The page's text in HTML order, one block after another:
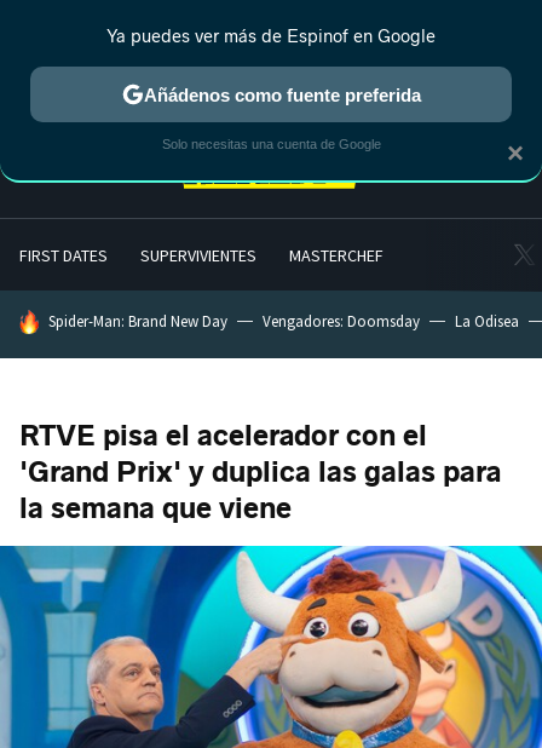
FIRST DATES SUPERVIVIENTES MASTERCHEF
HOY SE HABLA DE
Spider-Man: Brand New Day Vengadores: Doomsday La Odisea
RTVE pisa el acelerador con el
'Grand Prix' y duplica las galas para
la semana que viene
×
Ya puedes ver más de Espinof en Google
Añádenos como fuente preferida
Solo necesitas una cuenta de Google